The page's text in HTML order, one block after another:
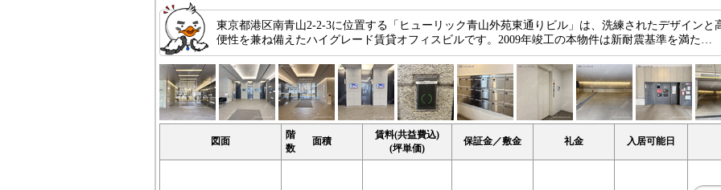
東京都港区南青山2-2-3に位置する「ヒューリック青山外苑東通りビル」は、洗練されたデザインと
便性を兼ね備えたハイグレード賃貸オフィスビルです。2009年竣工の本物件は新耐震基準を満た…
図面
階
数
面積
賃料(共益費込)
(坪単価)
保証金／敷金 礼金 入居可能日